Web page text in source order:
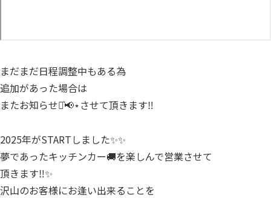
まだまだ日程調整中もある為
追加があった場合は
またお知らせ⋆͛📢⋆させて頂きます‼️
2025年がSTARTしました✨✨
夢であったキッチンカー🚚を楽しんで営業させて
頂きます‼️✨
沢山のお客様にお逢い出来ることを